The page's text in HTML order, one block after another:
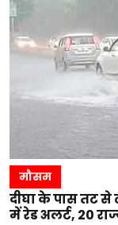
मौसम
दीघा के पास तट से
में रेड अलर्ट, 20